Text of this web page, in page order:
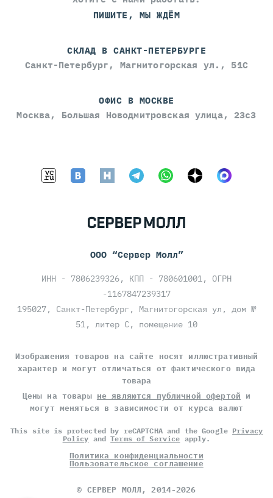
ПИШИТЕ, МЫ ЖДЁМ
СКЛАД В САНКТ-ПЕТЕРБУРГЕ
Санкт-Петербург, Магнитогорская ул., 51С
ОФИС В МОСКВЕ
Москва, Большая Новодмитровская улица, 23с3
ООО “Сервер Молл”
ИНН - 7806239326, КПП - 780601001, ОГРН
-1167847239317
195027, Санкт-Петербург, Магнитогорская ул, дом №
51, литер С, помещение 10
Изображения товаров на сайте носят иллюстративный
характер и могут отличаться от фактического вида
товара
Цены на товары не являются публичной офертой и
могут меняться в зависимости от курса валют
This site is protected by reCAPTCHA and the Google Privacy
Policy andTerms of Service apply.
Политика конфиденциальности
Пользовательское соглашение
© СЕРВЕР МОЛЛ, 2014-2026